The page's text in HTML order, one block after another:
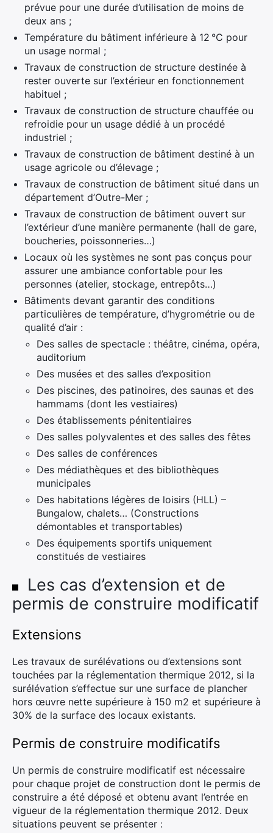
prévue pour une durée d’utilisation de moins de
deux ans ;
Température du bâtiment inférieure à 12 °C pour
un usage normal ;
Travaux de construction de structure destinée à
rester ouverte sur l’extérieur en fonctionnement
habituel ;
Travaux de construction de structure chauffée ou
refroidie pour un usage dédié à un procédé
industriel ;
Travaux de construction de bâtiment destiné à un
usage agricole ou d’élevage ;
Travaux de construction de bâtiment situé dans un
département d’Outre-Mer ;
Travaux de construction de bâtiment ouvert sur
l’extérieur d’une manière permanente (hall de gare,
boucheries, poissonneries…)
Locaux où les systèmes ne sont pas conçus pour
assurer une ambiance confortable pour les
personnes (atelier, stockage, entrepôts…)
Bâtiments devant garantir des conditions
particulières de température, d’hygrométrie ou de
qualité d’air :
Des salles de spectacle : théâtre, cinéma, opéra,
auditorium
Des musées et des salles d’exposition
Des piscines, des patinoires, des saunas et des
hammams (dont les vestiaires)
Des établissements pénitentiaires
Des salles polyvalentes et des salles des fêtes
Des salles de conférences
Des médiathèques et des bibliothèques
municipales
Des habitations légères de loisirs (HLL) –
Bungalow, chalets… (Constructions
démontables et transportables)
Des équipements sportifs uniquement
constitués de vestiaires
Les cas d’extension et de
permis de construire modificatif
Extensions
Les travaux de surélévations ou d’extensions sont
touchées par la réglementation thermique 2012, si la
surélévation s’effectue sur une surface de plancher
hors œuvre nette supérieure à 150 m2 et supérieure à
30% de la surface des locaux existants.
Permis de construire modificatifs
Un permis de construire modificatif est nécessaire
pour chaque projet de construction dont le permis de
construire a été déposé et obtenu avant l’entrée en
vigueur de la réglementation thermique 2012. Deux
situations peuvent se présenter :
×
Rechercher
: